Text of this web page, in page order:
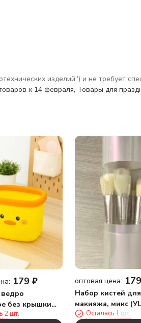
изделий") и не требует
к 14 февраля, Товары для
179 ₽
без крышки
2 шт.
оптовая цена: 179
Набор кистей для
макияжа, микс
Осталась 1 шт.